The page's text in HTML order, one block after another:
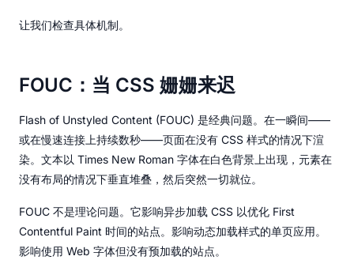
让我们检查具体机制。
FOUC：当 CSS 姗姗来迟
Flash of Unstyled Content (FOUC) 是经典问题。在一瞬间——
或在慢速连接上持续数秒——页面在没有 CSS 样式的情况下渲
染。文本以 Times New Roman 字体在白色背景上出现，元素在
没有布局的情况下垂直堆叠，然后突然一切就位。
FOUC 不是理论问题。它影响异步加载 CSS 以优化 First
Contentful Paint 时间的站点。影响动态加载样式的单页应用。
影响使用 Web 字体但没有预加载的站点。